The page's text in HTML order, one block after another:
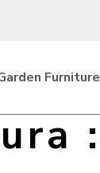
Furniture